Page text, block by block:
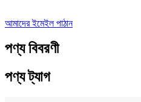
আমাদের ইমেইল পাঠান
পণ্য বিবরণী
পণ্য ট্যাগ